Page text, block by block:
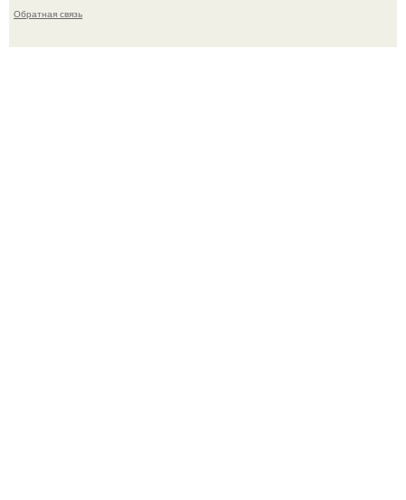
Обратная связь